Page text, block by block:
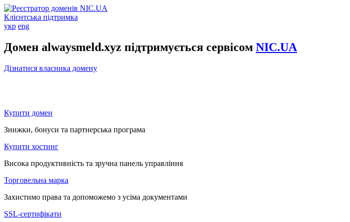
Клієнтська підтримка
укр eng
Домен alwaysmeld.xyz підтримується сервісом NIC.UA
Дізнатися власника домену
Купити домен
Знижки, бонуси та партнерська програма
Купити хостинг
Висока продуктивність та зручна панель управління
Торговельна марка
Захистимо права та допоможемо з усіма документами
SSL-сертифікати